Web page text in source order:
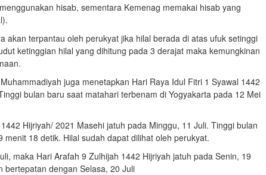
hisab, sementara Kemenag memakai hisab yang
akan terpantau oleh perukyat jika hilal berada di atas ufuk setinggi
ketinggian hilal yang dihitung pada 3 derajat maka kemungkinan
juga menetapkan Hari Raya Idul Fitri 1 Syawal 1442
bulan baru saat matahari terbenam di Yogyakarta pada 12 Mei
Hijriyah/ 2021 Masehi jatuh pada Minggu, 11 Juli. Tinggi bulan
18 detik. Hilal sudah dapat dilihat oleh perukyat.
maka Hari Arafah 9 Zulhijah 1442 Hijriyah jatuh pada Senin, 19
bertepatan dengan Selasa, 20 Juli